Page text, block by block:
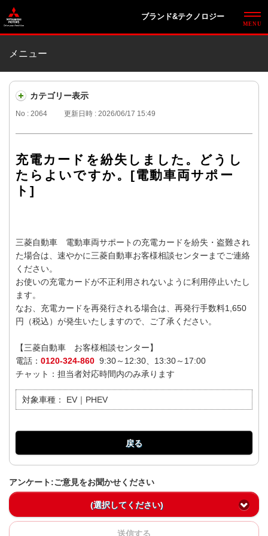
ブランド&テクノロジー
メニュー
カテゴリー表示
No : 2064 更新日時 : 2026/06/17 15:49
充電カードを紛失しました。どうし
たらよいですか。[電動車両サポー
ト]
三菱自動車 電動車両サポートの充電カードを紛失・盗難され
た場合は、速やかに三菱自動車お客様相談センターまでご連絡
ください。
お使いの充電カードが不正利用されないように利用停止いたし
ます。
なお、充電カードを再発行される場合は、再発行手数料1,650
円（税込）が発生いたしますので、ご了承ください。
【三菱自動車 お客様相談センター】
電話： 0120-324-860 9:30～12:30、13:30～17:00
チャット：担当者対応時間内のみ承ります
対象車種： EV｜PHEV
戻る
アンケート:ご意見をお聞かせください
(選択してください)
送信する